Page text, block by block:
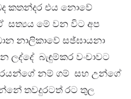
කතන්දර එය නොවේ
සත්‍යය මේ වන විට අප
නාලිකාවේ සඡ්ඝායනා
ලද්දේ බැඳුම්කර වංචාවට
නම් ගම් සහ උන්ගේ
තවදුරටත් රට තුල